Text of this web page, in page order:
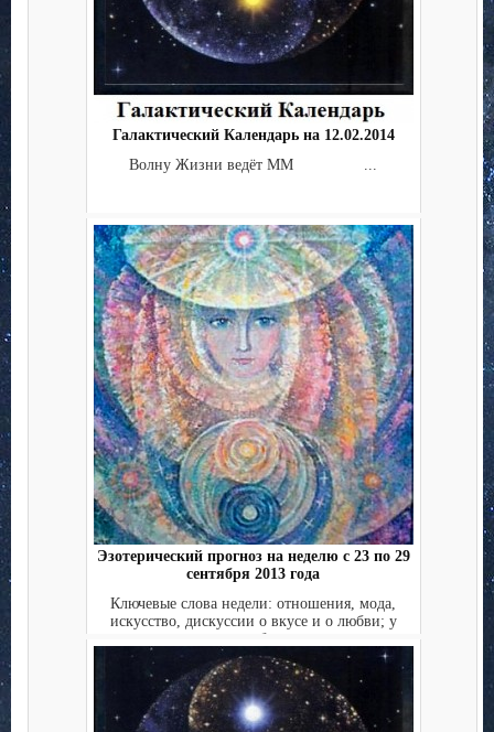
Галактический Календарь на 12.02.2014
Волну Жизни ведёт ММ ...
Эзотерический прогноз на неделю с 23 по 29
сентября 2013 года
Ключевые слова недели: отношения, мода,
искусство, дискуссии о вкусе и о любви; у
каждого выбора ест...